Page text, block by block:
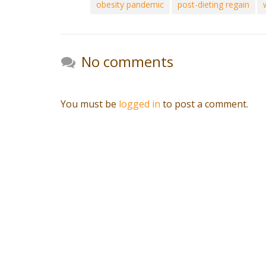
obesity pandemic
post-dieting regain
No comments
You must be logged in to post a comment.